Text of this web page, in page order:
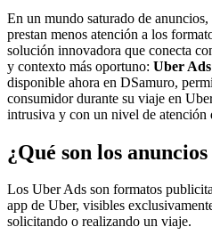
En un mundo saturado de
prestan menos atención a los
solución innovadora que conecta
y contexto más oportuno: Uber Ads
disponible ahora en DSamuro,
consumidor durante su viaje en
intrusiva y con un nivel de atención
¿Qué son los
Los Uber Ads son formatos
app de Uber, visibles
solicitando o realizando un viaje.